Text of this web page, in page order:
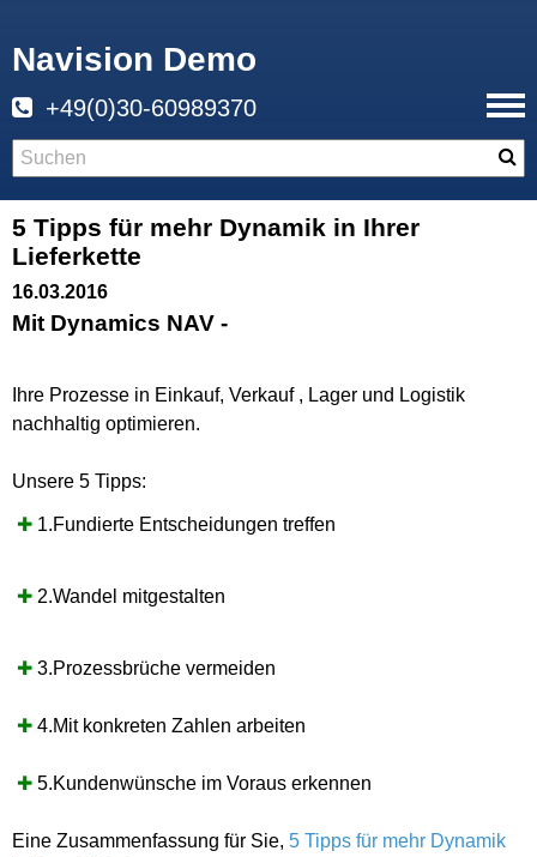
Navision Demo
+49(0)30-60989370
5 Tipps für mehr Dynamik in Ihrer
Lieferkette
16.03.2016
Mit Dynamics NAV -
Ihre Prozesse in Einkauf, Verkauf , Lager und Logistik
nachhaltig optimieren.
Unsere 5 Tipps:
✚ 1.Fundierte Entscheidungen treffen
✚ 2.Wandel mitgestalten
✚ 3.Prozessbrüche vermeiden
✚ 4.Mit konkreten Zahlen arbeiten
✚ 5.Kundenwünsche im Voraus erkennen
Eine Zusammenfassung für Sie, 5 Tipps für mehr Dynamik